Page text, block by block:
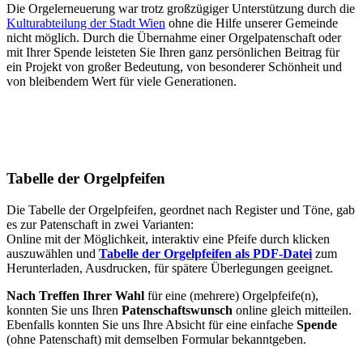
Die Orgelerneuerung war trotz großzügiger Unterstützung durch die
Kulturabteilung der Stadt Wien ohne die Hilfe unserer Gemeinde
nicht möglich. Durch die Übernahme einer Orgelpatenschaft oder
mit Ihrer Spende leisteten Sie Ihren ganz persönlichen Beitrag für
ein Projekt von großer Bedeutung, von besonderer Schönheit und
von bleibendem Wert für viele Generationen.
Tabelle der Orgelpfeifen
Die Tabelle der Orgelpfeifen, geordnet nach Register und Töne, gab
es zur Patenschaft in zwei Varianten:
Online mit der Möglichkeit, interaktiv eine Pfeife durch klicken
auszuwählen und Tabelle der Orgelpfeifen als PDF-Datei zum
Herunterladen, Ausdrucken, für spätere Überlegungen geeignet.
Nach Treffen Ihrer Wahl für eine (mehrere) Orgelpfeife(n),
konnten Sie uns Ihren Patenschaftswunsch online gleich mitteilen.
Ebenfalls konnten Sie uns Ihre Absicht für eine einfache Spende
(ohne Patenschaft) mit demselben Formular bekanntgeben.